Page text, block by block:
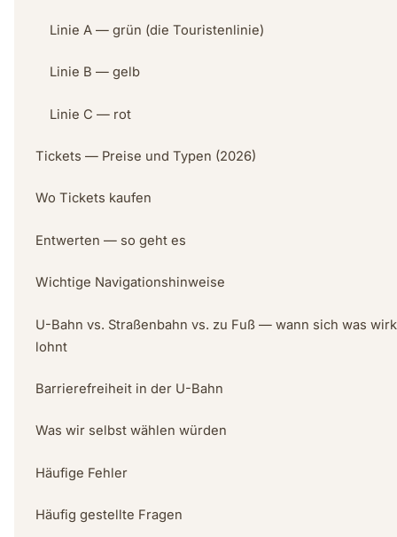
Linie A — grün (die Touristenlinie)
Linie B — gelb
Linie C — rot
Tickets — Preise und Typen (2026)
Wo Tickets kaufen
Entwerten — so geht es
Wichtige Navigationshinweise
U-Bahn vs. Straßenbahn vs. zu Fuß — wann sich was
lohnt
Barrierefreiheit in der U-Bahn
Was wir selbst wählen würden
Häufige Fehler
Häufig gestellte Fragen